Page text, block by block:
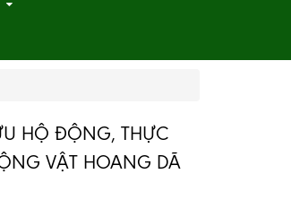
HỘ ĐỘNG, THỰC
VẬT HOANG DÃ